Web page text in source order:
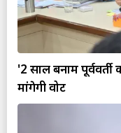
'2 साल बनाम पूर्ववर्ती
मांगेगी वोट